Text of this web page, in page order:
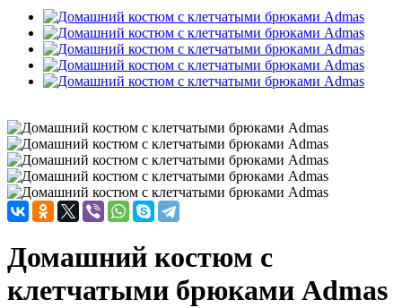
Домашний костюм с
клетчатыми брюками Admas